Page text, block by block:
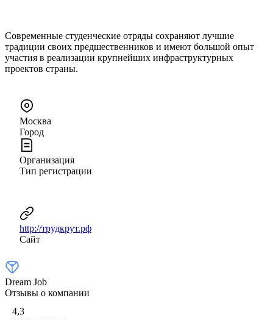
Современные студенческие отряды сохраняют лучшие
традиции своих предшественников и имеют большой опыт
участия в реализации крупнейших инфраструктурных
проектов страны.
Москва
Город
Организация
Тип регистрации
http://трудкрут.рф
Сайт
Dream Job
Отзывы о компании
4,3